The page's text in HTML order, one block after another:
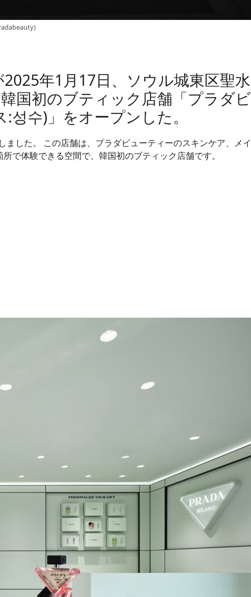
年1月17日、ソウル城東区聖水
国初のブティック店舗「プラダビ
성수)」をオープンした。
ました。
この店舗は、プラダビューティーのスキンケア、メイ
で体験できる空間で、韓国初のブティック店舗です。